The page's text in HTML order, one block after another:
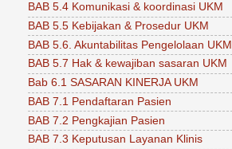
BAB 5.4 Komunikasi & koordinasi UKM
BAB 5.5 Kebijakan & Prosedur UKM
BAB 5.6. Akuntabilitas Pengelolaan UKM
BAB 5.7 Hak & kewajiban sasaran UKM
Bab 6.1 SASARAN KINERJA UKM
BAB 7.1 Pendaftaran Pasien
BAB 7.2 Pengkajian Pasien
BAB 7.3 Keputusan Layanan Klinis